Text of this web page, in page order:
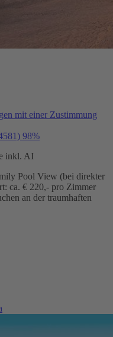
mit einer Zustimmung
98%
inkl. AI
Pool View (bei direkter
ca. € 220,- pro Zimmer
an der traumhaften